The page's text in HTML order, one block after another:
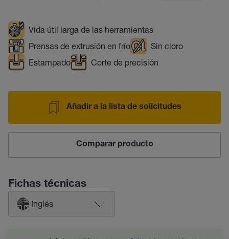
Vida útil larga de las herramientas
Prensas de extrusión en frío
Sin cloro
Estampado
Corte de precisión
Añadir a la lista de solicitudes
Comparar producto
Fichas técnicas
Inglés